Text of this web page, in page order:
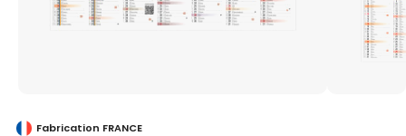
Fabrication FRANCE